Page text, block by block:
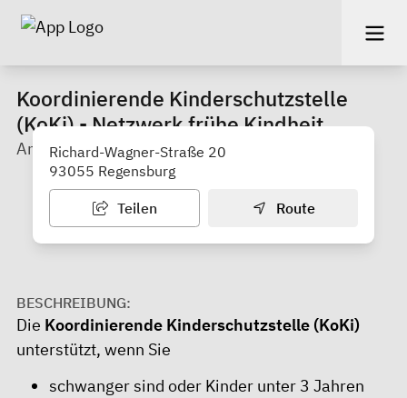
Koordinierende Kinderschutzstelle
(KoKi) - Netzwerk frühe Kindheit
Amt für Jugend und Familie, Stadt Regensburg
Richard-Wagner-Straße 20
93055 Regensburg
Teilen Route
BESCHREIBUNG:
Die Koordinierende Kinderschutzstelle (KoKi)
unterstützt, wenn Sie
schwanger sind oder Kinder unter 3 Jahren